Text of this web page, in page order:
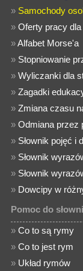
» Samochody
»Oferty pracy
»Alfabet Morse'a
» Stopniowanie
»Wyliczanki dla
»Zagadki
»Zmiana czasu
»Odmiana przez
» Słownik pojęć i
» Słownik
» Słownik
» Dowcipy w
Pomoc do
»Co to są rymy
»Co to jest rym
» Układ rymów